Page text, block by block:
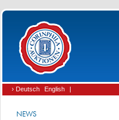
› Deutsch English |
NEWS